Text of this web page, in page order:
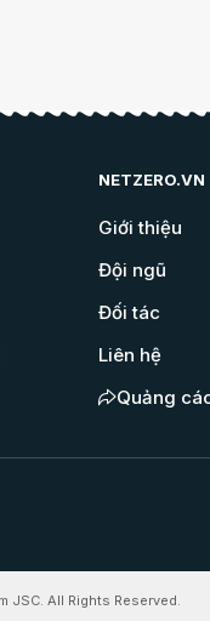
NETZERO.VN
Giới thiệu
Đội ngũ
Đối tác
Liên hệ
Quảng
JSC. All Rights Reserved.